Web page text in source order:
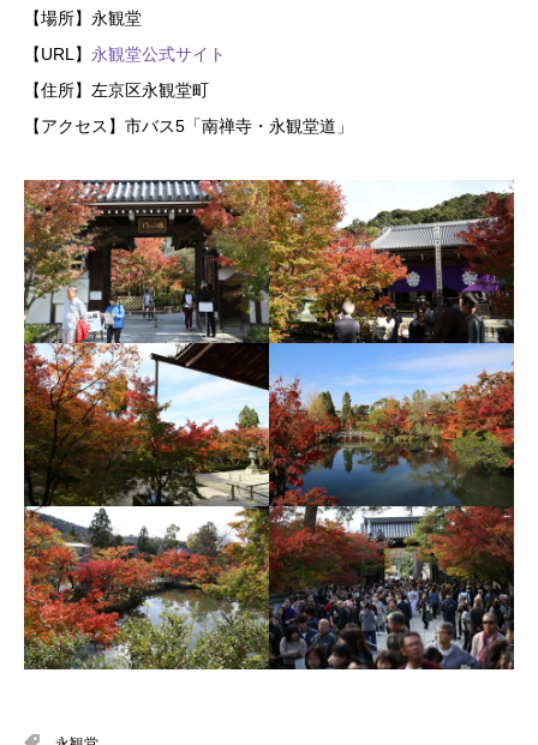
【場所】永観堂
【URL】 永観堂公式サイト
【住所】左京区永観堂町
【アクセス】市バス5「南禅寺・永観堂道」